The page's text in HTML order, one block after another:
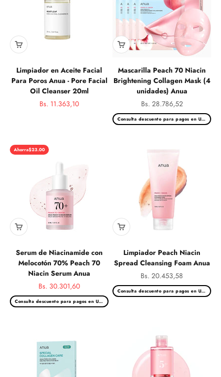
Limpiador en Aceite Facial
Para Poros Anua - Pore Facial
Oil Cleanser 20ml
Precio de oferta
Bs. 11.363,10
Precio normal
Mascarilla Peach 70 Niacin
Brightening Collagen Mask (4
unidades) Anua
Precio de oferta
Bs. 28.786,52
Consulta descuento para pagos en USD
Ahorra$23.00
Serum de Niacinamide con
Melocotón 70% Peach 70
Niacin Serum Anua
Precio de oferta
Bs. 30.301,60
Precio normal
Consulta descuento para pagos en USD
Limpiador Peach Niacin
Spread Cleansing Foam Anua
Precio de oferta
Bs. 20.453,58
Consulta descuento para pagos en USD